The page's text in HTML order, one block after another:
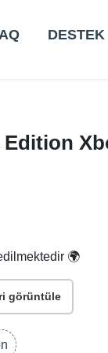
DESTEK
🌍
görüntüle